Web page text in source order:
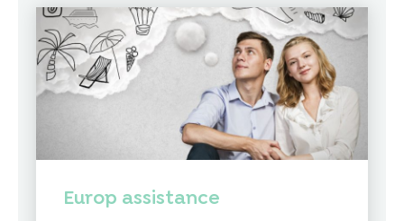
Europ assistance